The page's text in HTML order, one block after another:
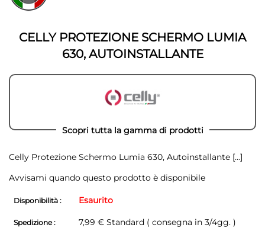
della
galleria
immagini
CELLY PROTEZIONE SCHERMO LUMIA
630, AUTOINSTALLANTE
Scopri tutta la gamma di prodotti
Celly Protezione Schermo Lumia 630, Autoinstallante [...]
Avvisami quando questo prodotto è disponibile
Disponibilità : Esaurito
Spedizione : 7,99 € Standard ( consegna in 3/4gg. )